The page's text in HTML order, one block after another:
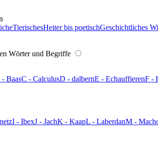
TierischesHeiter bis poetischGeschichtliches
Wörter und Begriffe
BaasC - CalculusD - dalbernE - EchauffierenF -
I - IbexJ - JachK - KaapL - LaberdanM -